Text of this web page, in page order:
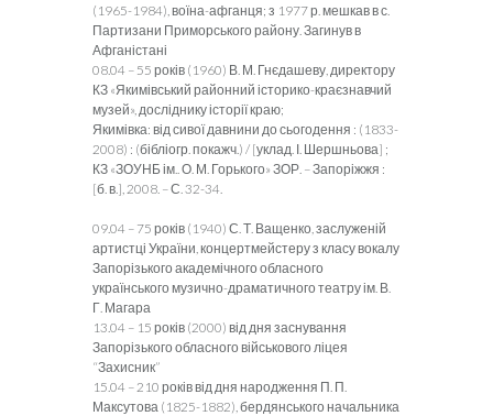
(1965-1984), воїна-афганця; з 1977 р. мешкав в с.
Партизани Приморського району. Загинув в
Афганістані
08.04 – 55 років (1960) В. М. Гнєдашеву, директору
КЗ «Якимівський районний історико-краєзнавчий
музей», досліднику історії краю;
Якимівка: від сивої давнини до сьогодення : (1833-
2008) : (бібліогр. покажч.) / [уклад. І. Шершньова] ;
КЗ «ЗОУНБ ім.. О. М. Горького» ЗОР. – Запоріжжя :
[б. в.], 2008. – С. 32-34.
09.04 – 75 років (1940) С. Т. Ващенко, заслуженій
артистці України, концертмейстеру з класу вокалу
Запорізького академічного обласного
українського музично-драматичного театру ім. В.
Г. Магара
13.04 – 15 років (2000) від дня заснування
Запорізького обласного військового ліцея
“Захисник”
15.04 – 210 років від дня народження П. П.
Максутова (1825-1882), бердянського начальника